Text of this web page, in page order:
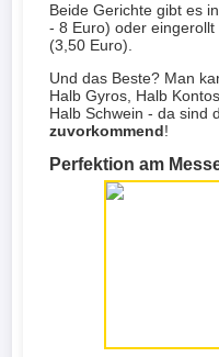
Beide Gerichte gibt es
- 8 Euro) oder
(3,50 Euro).
Und das Beste? Man
Halb Gyros, Halb
Halb Schwein - da sind
zuvorkommend!
Perfektion am